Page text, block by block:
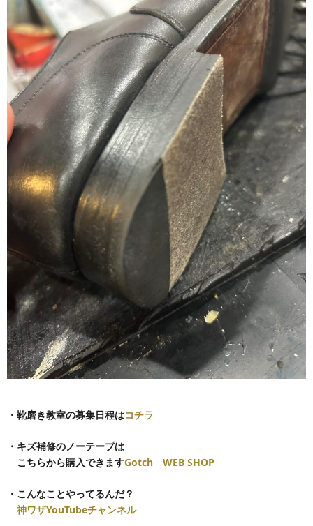
・靴磨き教室の募集日程はコチラ
・キズ補修のノーテープは
こちらから購入できますGotch WEB SHOP
・こんなことやってるんだ？
神ワザYouTubeチャンネル